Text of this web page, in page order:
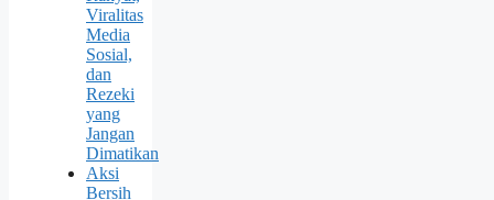
Viralitas
Media
Sosial,
dan
Rezeki
yang
Jangan
Dimatikan
Aksi
Bersih